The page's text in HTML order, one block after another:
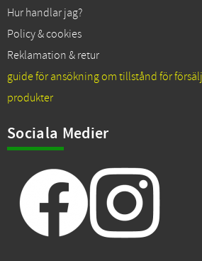
Hur handlar jag?
Policy & cookies
Reklamation & retur
guide för ansökning om tillstånd för
produkter
Sociala Medier